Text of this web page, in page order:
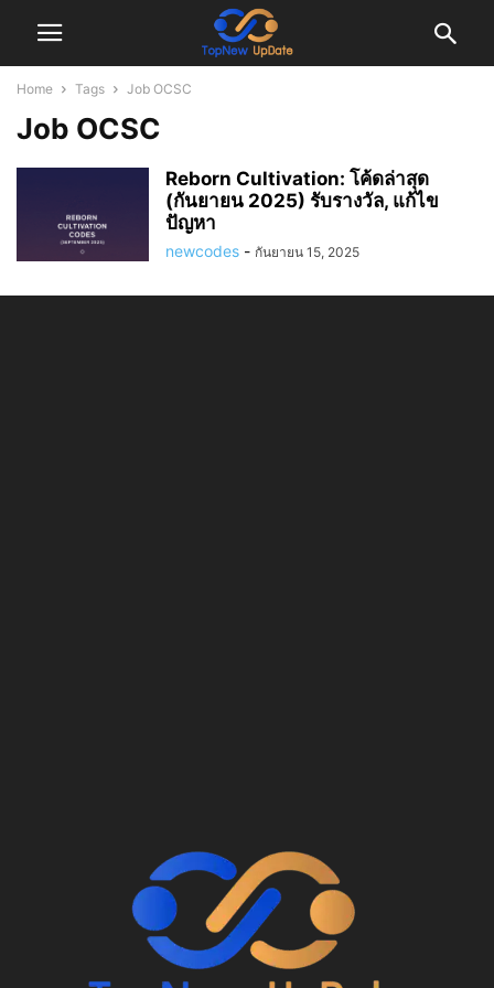
Home Tags Job OCSC
Job OCSC
Reborn Cultivation: โค้ดล่าสุด
(กันยายน 2025) รับรางวัล, แก้ไข
ปัญหา
newcodes - กันยายน 15, 2025